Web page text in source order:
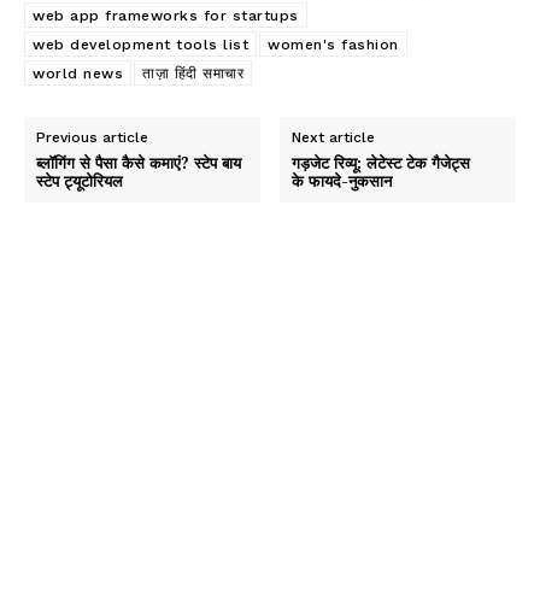
web app frameworks for startups
web development tools list
women's fashion
world news
ताज़ा हिंदी समाचार
Previous article
ब्लॉगिंग से पैसा कैसे कमाएं? स्टेप बाय
स्टेप ट्यूटोरियल
Next article
गड़जेट रिव्यू: लेटेस्ट टेक गैजेट्स
के फायदे-नुकसान